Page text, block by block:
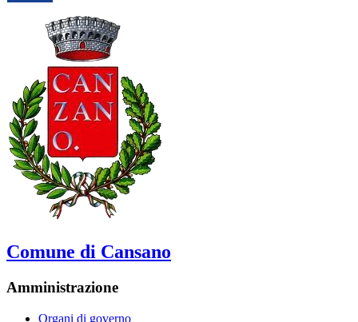
Comune di Cansano
Amministrazione
Organi di governo